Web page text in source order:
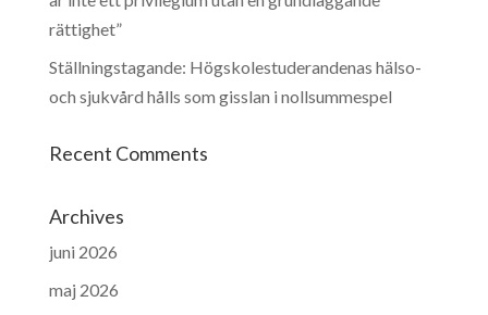
rättighet”
Ställningstagande: Högskolestuderandenas hälso-
och sjukvård hålls som gisslan i nollsummespel
Recent Comments
Archives
juni 2026
maj 2026